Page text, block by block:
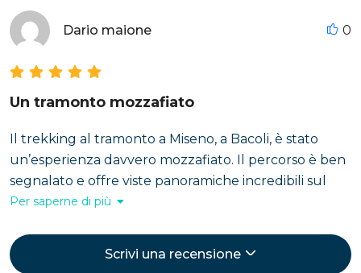
Dario maione 0
Un tramonto mozzafiato
Il trekking al tramonto a Miseno, a Bacoli, è stato
un’esperienza davvero mozzafiato. Il percorso è ben
segnalato e offre viste panoramiche incredibili sul
mare e sui Campi Flegrei. Partire nel tardo
godere della bellezza del tramonto. Il cielo che si
tinge di arancione e rosa sopra il mare è uno
Per saperne di più
Scrivi una recensione